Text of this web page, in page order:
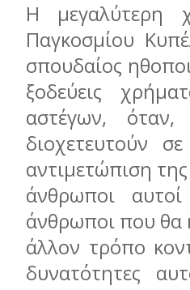
Η μεγαλύτερη
Παγκοσμίου
σπουδαίος
ξοδεύεις
αστέγων,
διοχετευτούν
αντιμετώπιση
άνθρωποι
άνθρωποι που θα
άλλον τρόπο
δυνατότητες